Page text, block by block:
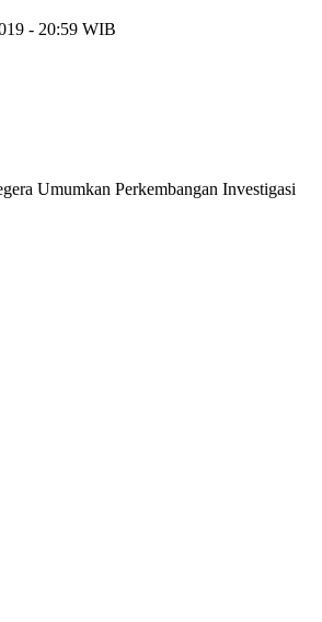
- 20:59 WIB
Umumkan Perkembangan Investigasi